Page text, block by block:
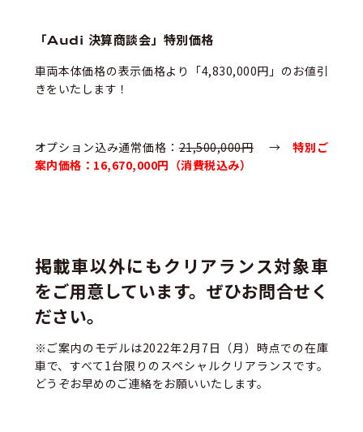
「Audi 決算商談会」特別価格
車両本体価格の表示価格より「4,830,000円」のお値引
きをいたします！
オプション込み通常価格：21,500,000円→特別ご
案内価格：16,670,000円（消費税込み）
掲載車以外にもクリアランス対象車
をご用意しています。ぜひお問合せく
ださい。
※ご案内のモデルは2022年2月7日（月）時点での在庫
車で、すべて1台限りのスペシャルクリアランスです。
どうぞお早めのご連絡をお願いいたします。